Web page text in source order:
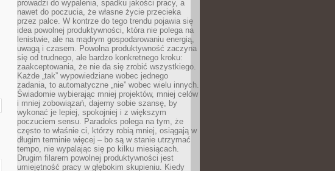
prowadzi do wypalenia, spadku jakości pracy, a
nawet do poczucia, że własne życie przecieka
przez palce. W kontrze do tego trendu pojawia się
idea powolnej produktywności, która nie polega na
lenistwie, ale na mądrym gospodarowaniu energią,
uwagą i czasem. Powolna produktywność zaczyna
się od trudnego, ale bardzo konkretnego kroku:
zaakceptowania, że nie da się zrobić wszystkiego.
Każde „tak” wypowiedziane wobec jednego
zadania, to automatyczne „nie” wobec wielu innych.
Świadomie wybierając mniej projektów, mniej celów
i mniej zobowiązań, dajemy sobie szansę, by
wykonać je lepiej, spokojniej i z większym
poczuciem sensu. Paradoks polega na tym, że
często to właśnie ci, którzy robią mniej, osiągają w
długim terminie więcej – bo są w stanie utrzymać
tempo, nie wypalając się po kilku miesiącach.
Drugim filarem powolnej produktywności jest
umiejętność pracy w głębokim skupieniu. Kiedy